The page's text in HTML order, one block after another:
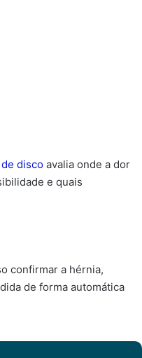
disco avalia onde a dor
e quais
confirmar a hérnia,
de forma automática